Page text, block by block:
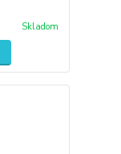
Skladom